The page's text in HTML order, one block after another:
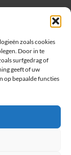
zoals cookies
Door in te
surfgedrag of
geeft of uw
op bepaalde functies